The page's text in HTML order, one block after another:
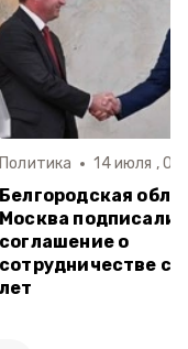
Политика 14 июля ,
Белгородская
Москва подписали
соглашение о
сотрудничестве
лет